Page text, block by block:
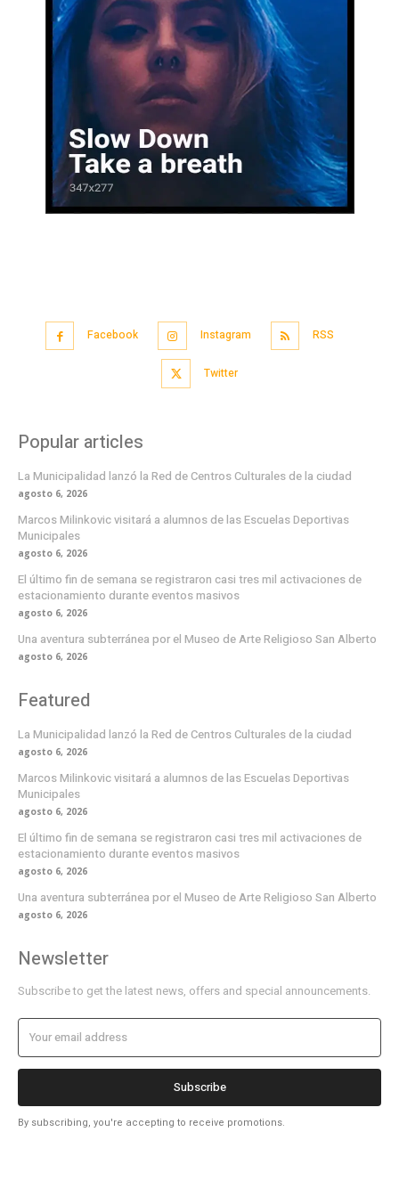
Facebook Instagram RSS
Twitter
Popular articles
La Municipalidad lanzó la Red de Centros Culturales de la ciudad
agosto 6, 2026
Marcos Milinkovic visitará a alumnos de las Escuelas Deportivas
Municipales
agosto 6, 2026
El último fin de semana se registraron casi tres mil activaciones de
estacionamiento durante eventos masivos
agosto 6, 2026
Una aventura subterránea por el Museo de Arte Religioso San Alberto
agosto 6, 2026
Featured
La Municipalidad lanzó la Red de Centros Culturales de la ciudad
agosto 6, 2026
Marcos Milinkovic visitará a alumnos de las Escuelas Deportivas
Municipales
agosto 6, 2026
El último fin de semana se registraron casi tres mil activaciones de
estacionamiento durante eventos masivos
agosto 6, 2026
Una aventura subterránea por el Museo de Arte Religioso San Alberto
agosto 6, 2026
Newsletter
Subscribe to get the latest news, offers and special announcements.
Subscribe
By subscribing, you're accepting to receive promotions.